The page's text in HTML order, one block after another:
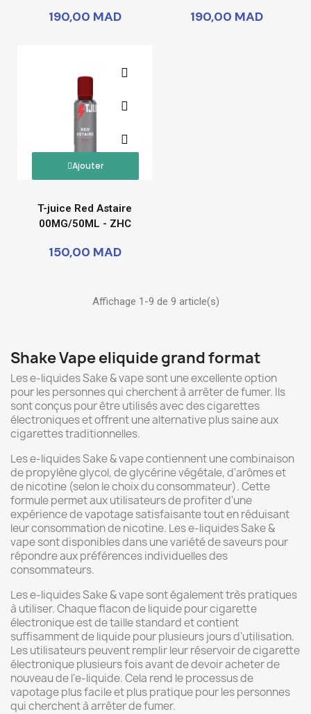
190,00 MAD 190,00 MAD
Ajouter
T-juice Red Astaire
00MG/50ML - ZHC
150,00 MAD
Affichage 1-9 de 9 article(s)
Shake Vape eliquide grand format
Les e-liquides Sake & vape sont une excellente option
pour les personnes qui cherchent à arrêter de fumer. Ils
sont conçus pour être utilisés avec des cigarettes
électroniques et offrent une alternative plus saine aux
cigarettes traditionnelles.
Les e-liquides Sake & vape contiennent une combinaison
de propylène glycol, de glycérine végétale, d'arômes et
de nicotine (selon le choix du consommateur). Cette
formule permet aux utilisateurs de profiter d'une
expérience de vapotage satisfaisante tout en réduisant
leur consommation de nicotine. Les e-liquides Sake &
vape sont disponibles dans une variété de saveurs pour
répondre aux préférences individuelles des
consommateurs.
Les e-liquides Sake & vape sont également très pratiques
à utiliser. Chaque flacon de liquide pour cigarette
électronique est de taille standard et contient
suffisamment de liquide pour plusieurs jours d'utilisation.
Les utilisateurs peuvent remplir leur réservoir de cigarette
électronique plusieurs fois avant de devoir acheter de
nouveau de l'e-liquide. Cela rend le processus de
vapotage plus facile et plus pratique pour les personnes
qui cherchent à arrêter de fumer.